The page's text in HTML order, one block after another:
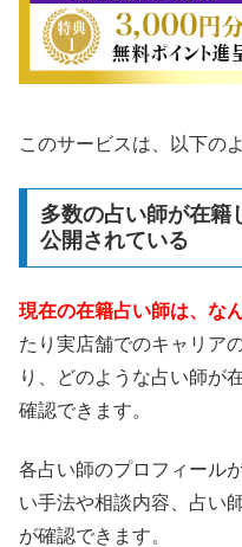
このサービスは、以下の
多数の占い師が在籍
公開されている
現在の在籍占い師は、な
たり実店舗でのキャリア
り、どのような占い師が
確認できます。
各占い師のプロフィール
い手法や相談内容、占い
が確認できます。